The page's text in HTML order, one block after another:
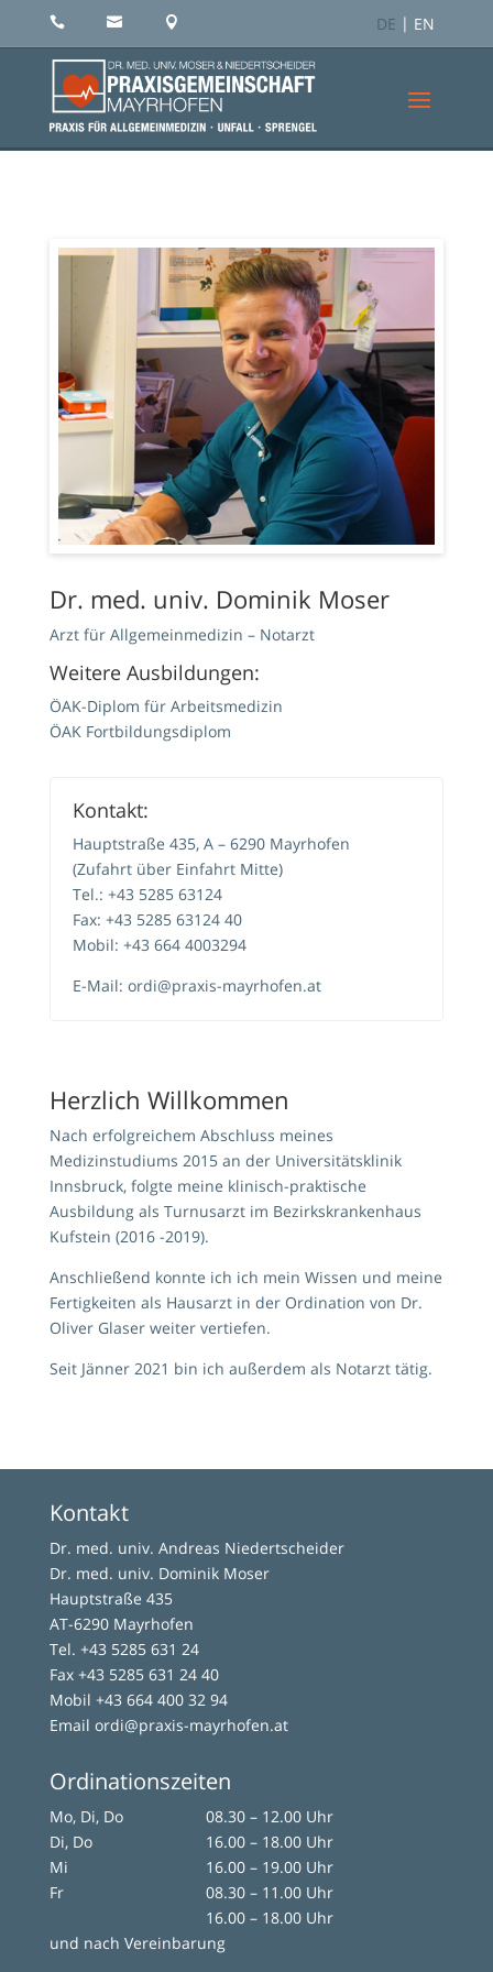
   DE EN
Dr. med. univ. Dominik Moser
Arzt für Allgemeinmedizin – Notarzt
Weitere Ausbildungen:
ÖAK-Diplom für Arbeitsmedizin
ÖAK Fortbildungsdiplom
Kontakt:
Hauptstraße 435, A – 6290 Mayrhofen
(Zufahrt über Einfahrt Mitte)
Tel.: +43 5285 63124
Fax: +43 5285 63124 40
Mobil: +43 664 4003294
E-Mail: ordi@praxis-mayrhofen.at
Herzlich Willkommen
Nach erfolgreichem Abschluss meines
Medizinstudiums 2015 an der Universitätsklinik
Innsbruck, folgte meine klinisch-praktische
Ausbildung als Turnusarzt im Bezirkskrankenhaus
Kufstein (2016 -2019).
Anschließend konnte ich ich mein Wissen und meine
Fertigkeiten als Hausarzt in der Ordination von Dr.
Oliver Glaser weiter vertiefen.
Seit Jänner 2021 bin ich außerdem als Notarzt tätig.
Kontakt
Dr. med. univ. Andreas Niedertscheider
Dr. med. univ. Dominik Moser
Hauptstraße 435
AT-6290 Mayrhofen
Tel. +43 5285 631 24
Fax +43 5285 631 24 40
Mobil +43 664 400 32 94
Email ordi@praxis-mayrhofen.at
Ordinationszeiten
Mo, Di, Do
08.30 – 12.00 Uhr
Di, Do
16.00 – 18.00 Uhr
Mi
16.00 – 19.00 Uhr
Fr
08.30 – 11.00 Uhr
16.00 – 18.00 Uhr
und nach Vereinbarung